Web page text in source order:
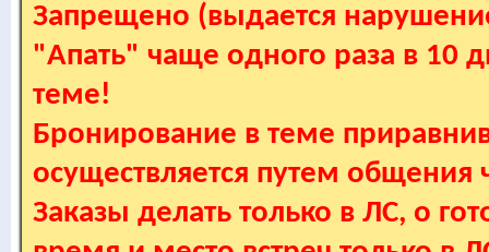
Запрещено (выдается
"Апать" чаще одного раза в 10
теме!
Бронирование в теме
осуществляется путем
Заказы делать только в ЛС, о